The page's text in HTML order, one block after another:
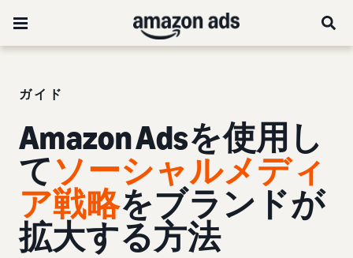
ガイド
Amazon Adsを使用し
てソーシャルメディ
ア戦略をブランドが
拡大する方法